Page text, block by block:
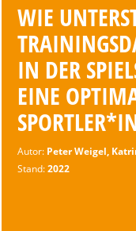
WIE
IN DER
EINE
Autor: Peter Weigel,
Stand:2022